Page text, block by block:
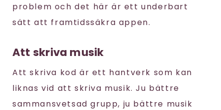
problem och det här är ett underbart
sätt att framtidssäkra appen.
Att skriva musik
Att skriva kod är ett hantverk som kan
liknas vid att skriva musik. Ju bättre
sammansvetsad grupp, ju bättre musik